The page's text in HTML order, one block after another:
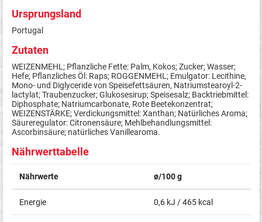
Ursprungsland
Portugal
Zutaten
WEIZENMEHL; Pflanzliche Fette: Palm, Kokos; Zucker; Wasser;
Hefe; Pflanzliches Öl: Raps; ROGGENMEHL; Emulgator: Lecithine,
Mono- und Diglyceride von Speisefettsäuren, Natriumstearoyl-2-
lactylat; Traubenzucker; Glukosesirup; Speisesalz; Backtriebmittel:
Diphosphate; Natriumcarbonate, Rote Beetekonzentrat;
WEIZENSTÄRKE; Verdickungsmittel: Xanthan; Natürliches Aroma;
Säureregulator: Citronensäure; Mehlbehandlungsmittel:
Ascorbinsäure; natürliches Vanillearoma.
Nährwerttabelle
Nährwerte ø/100 g
Energie 0,6 kJ / 465 kcal